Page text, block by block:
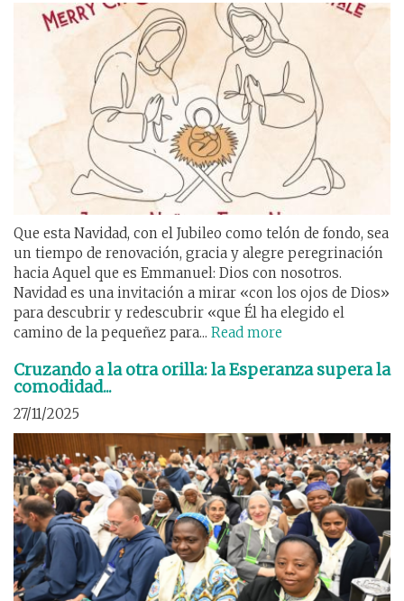
Que esta Navidad, con el Jubileo como telón de fondo, sea
un tiempo de renovación, gracia y alegre peregrinación
hacia Aquel que es Emmanuel: Dios con nosotros.
Navidad es una invitación a mirar «con los ojos de Dios»
para descubrir y redescubrir «que Él ha elegido el
camino de la pequeñez para... Read more
Cruzando a la otra orilla: la Esperanza supera la
comodidad...
27/11/2025